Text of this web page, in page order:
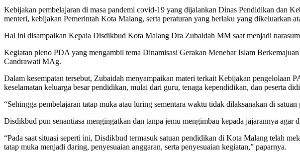
Kebijakan pembelajaran di masa pandemi covid-19 yang dijalankan Dinas Pendidikan dan
menteri, kebijakan Pemerintah Kota Malang, serta peraturan yang berlaku yang dikeluarkan
Hal ini disampaikan Kepala Disdikbud Kota Malang Dra Zubaidah MM saat menjadi
Kegiatan pleno PDA yang mengambil tema Dinamisasi Gerakan Menebar Islam
Candrawati MAg.
Dalam kesempatan tersebut, Zubaidah menyampaikan materi terkait Kebijakan
keselamatan keluarga besar pendidikan, mulai dari guru, tenaga kependidikan, dan peserta
“Sehingga pembelajaran tatap muka atau luring sementara waktu tidak dilaksanakan di
Disdikbud pun senantiasa mengingatkan dan tanpa jemu mengimbau kepada jajarannya
“Pada saat situasi seperti ini, Disdikbud termasuk satuan pendidikan di Kota Malang telah
tatap muka menjadi daring, penyesuaian anggaran, serta penyesuaian kegiatan,” paparnya.